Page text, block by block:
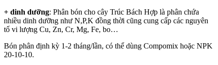
+ dinh dưỡng: Phân bón cho cây Trúc Bách Hợp là phân chứa
nhiều dinh dưỡng như N,P,K đồng thời cũng cung cấp các nguyên
tố vi lượng Cu, Zn, Cr, Mg, Fe, bo…
Bón phân định kỳ 1-2 tháng/lần, có thể dùng Compomix hoặc NPK
20-10-10.